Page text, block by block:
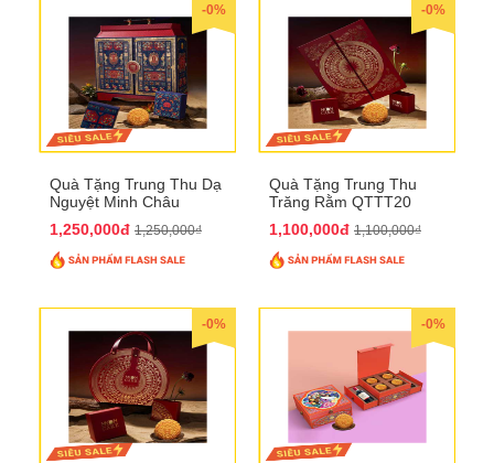
-0%
Quà Tặng Trung Thu Dạ
Nguyệt Minh Châu
1,250,000đ 1,250,000₫
-0%
Quà Tặng Trung Thu
Trăng Rằm QTTT20
1,100,000đ 1,100,000₫
-0% -0%